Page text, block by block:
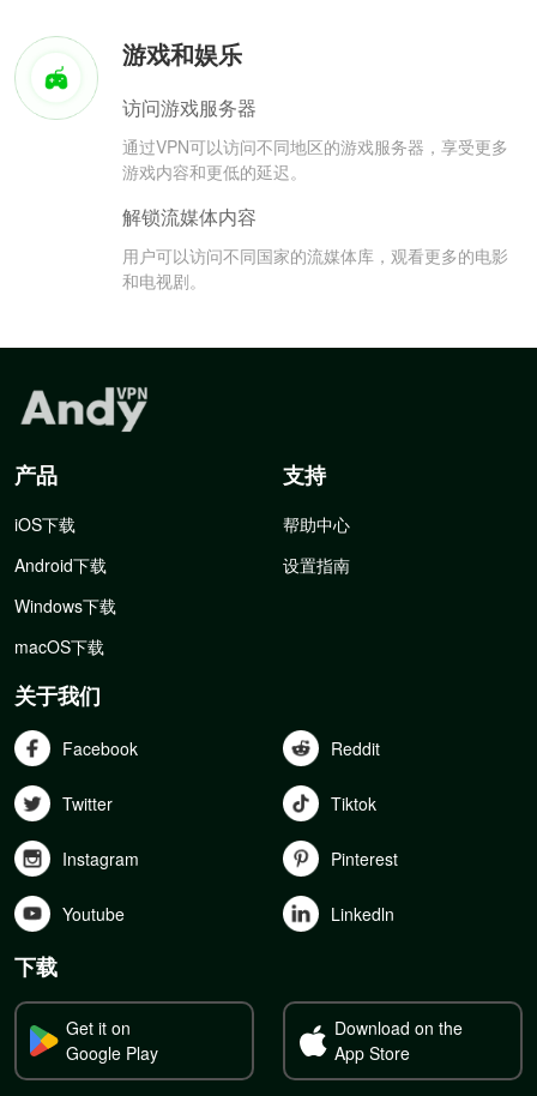
游戏和娱乐
访问游戏服务器
通过VPN可以访问不同地区的游戏服务器，享受更多
游戏内容和更低的延迟。
解锁流媒体内容
用户可以访问不同国家的流媒体库，观看更多的电影
和电视剧。
产品
iOS下载
Android下载
Windows下载
macOS下载
支持
帮助中心
设置指南
关于我们
Facebook Reddit
Twitter Tiktok
Instagram Pinterest
Youtube Linkedln
下载
Get it on
Google Play
Download on the
App Store